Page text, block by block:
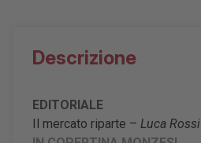
Descrizione
EDITORIALE
Il mercato riparte – Luca Rossi